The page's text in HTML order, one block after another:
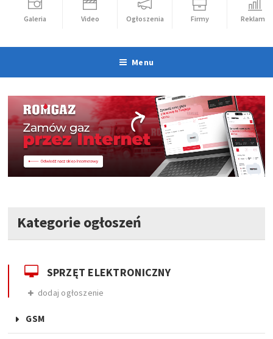
Galeria Video Ogłoszenia Firmy Reklama
Menu
Kategorie ogłoszeń
SPRZĘT ELEKTRONICZNY
dodaj ogłoszenie
GSM